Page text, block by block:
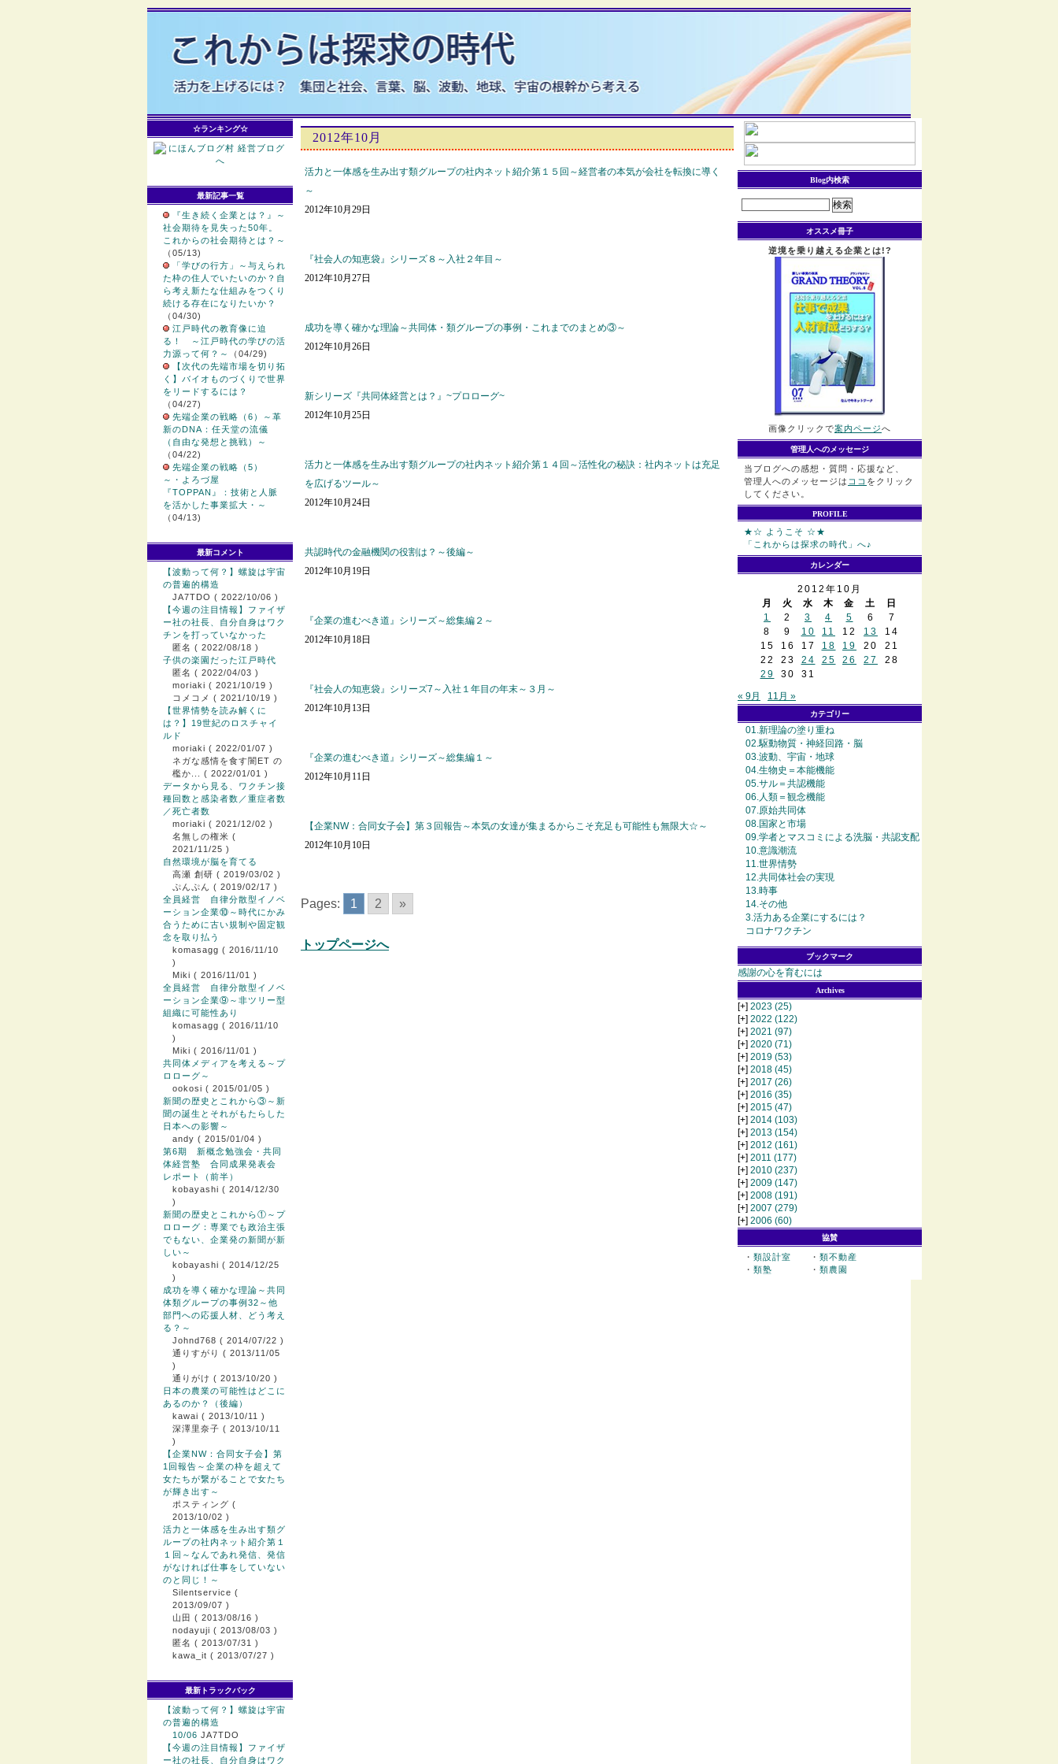
☆ランキング☆
最新記事一覧
『生き続く企業とは？』～
社会期待を見失った50年。
これからの社会期待とは？～
（05/13)
「学びの行方」～与えられ
た枠の住人でいたいのか？自
ら考え新たな仕組みをつくり
続ける存在になりたいか？
（04/30)
江戸時代の教育像に迫
る！ ～江戸時代の学びの活
力源って何？～
（04/29)
【次代の先端市場を切り拓
く】バイオものづくりで世界
をリードするには？
（04/27)
先端企業の戦略（6）～革
新のDNA：任天堂の流儀
（自由な発想と挑戦）～
（04/22)
先端企業の戦略（5）
～・よろづ屋
『TOPPAN』：技術と人脈
を活かした事業拡大・～
（04/13)
最新コメント
【波動って何？】螺旋は宇宙
の普遍的構造
JA7TDO ( 2022/10/06 )
【今週の注目情報】ファイザ
ー社の社長、自分自身はワク
チンを打っていなかった
匿名 ( 2022/08/18 )
子供の楽園だった江戸時代
匿名 ( 2022/04/03 )
moriaki ( 2021/10/19 )
コメコメ ( 2021/10/19 )
【世界情勢を読み解くに
は？】19世紀のロスチャイ
ルド
moriaki ( 2022/01/07 )
ネガな感情を食す闇ET の
檻か... ( 2022/01/01 )
データから見る、ワクチン接
種回数と感染者数／重症者数
／死亡者数
moriaki ( 2021/12/02 )
名無しの権米 (
2021/11/25 )
自然環境が脳を育てる
高瀬 創研 ( 2019/03/02 )
ぷんぷん ( 2019/02/17 )
全員経営 自律分散型イノベ
ーション企業⑩～時代にかみ
合うために古い規制や固定観
念を取り払う
komasagg ( 2016/11/10
)
Miki ( 2016/11/01 )
全員経営 自律分散型イノベ
ーション企業⑨～非ツリー型
組織に可能性あり
komasagg ( 2016/11/10
)
Miki ( 2016/11/01 )
共同体メディアを考える～プ
ロローグ～
ookosi ( 2015/01/05 )
新聞の歴史とこれから③～新
聞の誕生とそれがもたらした
日本への影響～
andy ( 2015/01/04 )
第6期 新概念勉強会・共同
体経営塾 合同成果発表会
レポート（前半）
kobayashi ( 2014/12/30
)
新聞の歴史とこれから①～プ
ロローグ：専業でも政治主張
でもない、企業発の新聞が新
しい～
kobayashi ( 2014/12/25
)
成功を導く確かな理論～共同
体類グループの事例32～他
部門への応援人材、どう考え
る？～
Johnd768 ( 2014/07/22 )
通りすがり ( 2013/11/05
)
通りがけ ( 2013/10/20 )
日本の農業の可能性はどこに
あるのか？（後編）
kawai ( 2013/10/11 )
深澤里奈子 ( 2013/10/11
)
【企業NW：合同女子会】第
1回報告～企業の枠を超えて
女たちが繋がることで女たち
が輝き出す～
ポスティング (
2013/10/02 )
活力と一体感を生み出す類グ
ループの社内ネット紹介第１
１回～なんであれ発信、発信
がなければ仕事をしていない
のと同じ！～
Silentservice (
2013/09/07 )
山田 ( 2013/08/16 )
nodayuji ( 2013/08/03 )
匿名 ( 2013/07/31 )
kawa_it ( 2013/07/27 )
最新トラックバック
【波動って何？】螺旋は宇宙
の普遍的構造
10/06 JA7TDO
【今週の注目情報】ファイザ
ー社の社長、自分自身はワク
2012年10月
活力と一体感を生み出す類グループの社内ネット紹介第１５回～経営者の本気が会社を転換に導く
～
2012年10月29日
『社会人の知恵袋』シリーズ８～入社２年目～
2012年10月27日
成功を導く確かな理論～共同体・類グループの事例・これまでのまとめ③～
2012年10月26日
新シリーズ『共同体経営とは？』~プロローグ~
2012年10月25日
活力と一体感を生み出す類グループの社内ネット紹介第１４回～活性化の秘訣：社内ネットは充足
を広げるツール～
2012年10月24日
共認時代の金融機関の役割は？～後編～
2012年10月19日
『企業の進むべき道』シリーズ～総集編２～
2012年10月18日
『社会人の知恵袋』シリーズ7～入社１年目の年末～３月～
2012年10月13日
『企業の進むべき道』シリーズ～総集編１～
2012年10月11日
【企業NW：合同女子会】第３回報告～本気の女達が集まるからこそ充足も可能性も無限大☆～
2012年10月10日
Pages: 1 2 »
トップページへ
Blog内検索
オススメ冊子
逆境を乗り越える企業とは!?
画像クリックで案内ページへ
管理人へのメッセージ
当ブログへの感想・質問・応援など、
管理人へのメッセージは ココ をクリック
してください。
PROFILE
★☆ ようこそ ☆★
「これからは探求の時代」へ♪
カレンダー
2012年10月
月
火 水 木 金 土
日
1
2 3 4 5 6
7
8
9 10 11 12 13
14
15
16 17 18 19 20
21
22
23 24 25 26 27
28
29
30
31
« 9月
11月 »
カテゴリー
01.新理論の塗り重ね
02.駆動物質・神経回路・脳
03.波動、宇宙・地球
04.生物史＝本能機能
05.サル＝共認機能
06.人類＝観念機能
07.原始共同体
08.国家と市場
09.学者とマスコミによる洗脳・共認支配
10.意識潮流
11.世界情勢
12.共同体社会の実現
13.時事
14.その他
3.活力ある企業にするには？
コロナワクチン
ブックマーク
感謝の心を育むには
Archives
[+] 2023 (25)
[+] 2022 (122)
[+] 2021 (97)
[+] 2020 (71)
[+] 2019 (53)
[+] 2018 (45)
[+] 2017 (26)
[+] 2016 (35)
[+] 2015 (47)
[+] 2014 (103)
[+] 2013 (154)
[+] 2012 (161)
[+] 2011 (177)
[+] 2010 (237)
[+] 2009 (147)
[+] 2008 (191)
[+] 2007 (279)
[+] 2006 (60)
協賛
・ 類設計室 ・ 類不動産
・ 類塾 ・ 類農園